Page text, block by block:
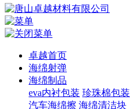
卓越首页
海绵射弹
海绵制品
eva内衬包装 珍珠棉包装
汽车海绵擦 海绵清洁块